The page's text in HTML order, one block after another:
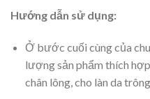
Hướng dẫn sử dụng:
Ở bước cuối cùng của
lượng sản phẩm thích
chân lông, cho làn da